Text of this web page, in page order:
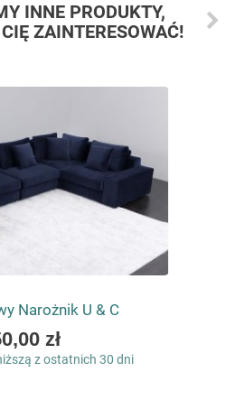
INNE PRODUKTY,
ZAINTERESOWAĆ!
Narożnik U & C
zł
z ostatnich 30 dni